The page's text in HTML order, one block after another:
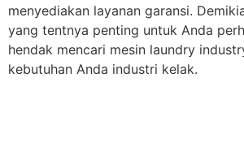
menyediakan layanan garansi.
yang tentnya penting untuk Anda
hendak mencari mesin laundry
kebutuhan Anda industri kelak.